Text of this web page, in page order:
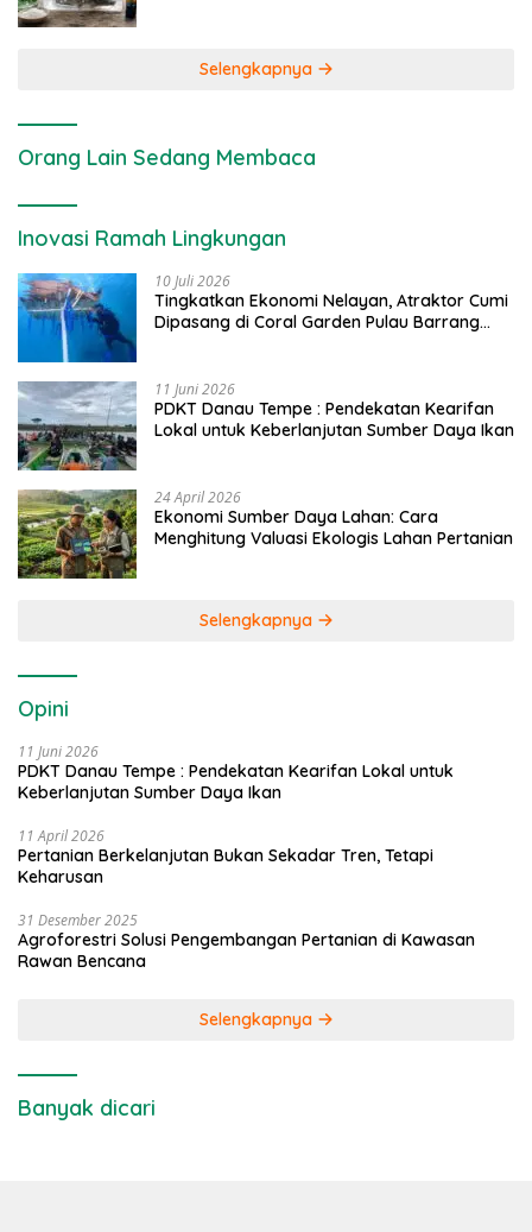
Selengkapnya
Orang Lain Sedang Membaca
Inovasi Ramah Lingkungan
10 Juli 2026
Tingkatkan Ekonomi Nelayan, Atraktor Cumi
Dipasang di Coral Garden Pulau Barrang
11 Juni 2026
PDKT Danau Tempe : Pendekatan Kearifan
Lokal untuk Keberlanjutan Sumber Daya Ikan
24 April 2026
Ekonomi Sumber Daya Lahan: Cara
Menghitung Valuasi Ekologis Lahan Pertanian
Selengkapnya
Opini
11 Juni 2026
PDKT Danau Tempe : Pendekatan Kearifan Lokal untuk
Keberlanjutan Sumber Daya Ikan
11 April 2026
Pertanian Berkelanjutan Bukan Sekadar Tren, Tetapi
Keharusan
31 Desember 2025
Agroforestri Solusi Pengembangan Pertanian di Kawasan
Rawan Bencana
Selengkapnya
Banyak dicari